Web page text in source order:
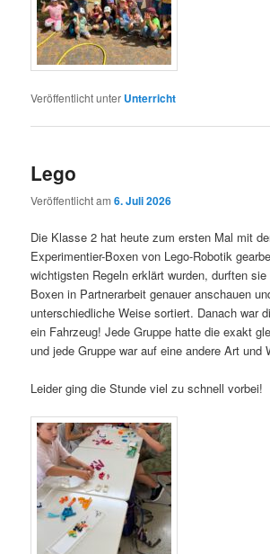
Veröffentlicht unter Unterricht
Lego
Veröffentlicht am6. Juli 2026
Die Klasse 2 hat heute zum ersten Mal mit
Experimentier-Boxen von Lego-Robotik
wichtigsten Regeln erklärt wurden, durften
Boxen in Partnerarbeit genauer anschauen
unterschiedliche Weise sortiert. Danach war
ein Fahrzeug! Jede Gruppe hatte die exakt
und jede Gruppe war auf eine andere Art und
Leider ging die Stunde viel zu schnell vorbei!